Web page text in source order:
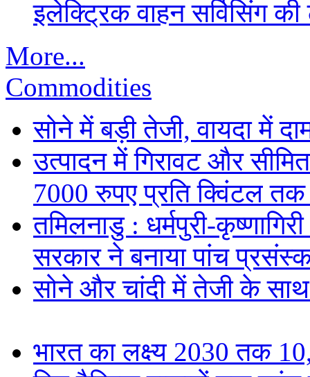
इलेक्ट्रिक वाहन सर्विसिंग
More...
Commodities
सोने में बड़ी तेजी, वायदा में
उत्पादन में गिरावट और
7000 रुपए प्रति क्विंटल
तमिलनाडु : धर्मपुरी-
सरकार ने बनाया पांच
सोने और चांदी में तेजी के
भारत का लक्ष्य 2030 तक